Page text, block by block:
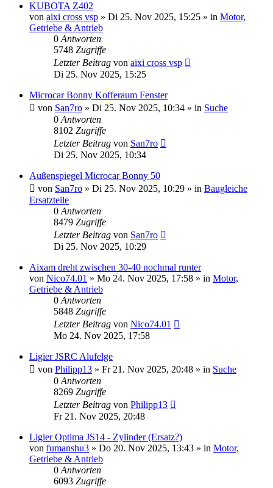
KUBOTA Z402
von aixi cross vsp » Di 25. Nov 2025, 15:25 » in Motor,
Getriebe & Antrieb
0Antworten
5748 Zugriffe
Letzter Beitrag von aixi cross vsp
Di 25. Nov 2025, 15:25
Microcar Bonny Kofferaum Fenster
von San7ro » Di 25. Nov 2025, 10:34 » in Suche
0Antworten
8102 Zugriffe
Letzter Beitrag von San7ro
Di 25. Nov 2025, 10:34
Außenspiegel Microcar Bonny 50
von San7ro » Di 25. Nov 2025, 10:29 » in Baugleiche
Ersatzteile
0Antworten
8479 Zugriffe
Letzter Beitrag von San7ro
Di 25. Nov 2025, 10:29
Aixam dreht zwischen 30-40 nochmal runter
von Nico74.01 » Mo 24. Nov 2025, 17:58 » in Motor,
Getriebe & Antrieb
0Antworten
5848 Zugriffe
Letzter Beitrag von Nico74.01
Mo 24. Nov 2025, 17:58
Ligier JSRC Alufelge
von Philipp13 » Fr 21. Nov 2025, 20:48 » in Suche
0Antworten
8269 Zugriffe
Letzter Beitrag von Philipp13
Fr 21. Nov 2025, 20:48
Ligier Optima JS14 - Zylinder (Ersatz?)
von fumanshu3 » Do 20. Nov 2025, 13:43 » in Motor,
Getriebe & Antrieb
0Antworten
6093 Zugriffe